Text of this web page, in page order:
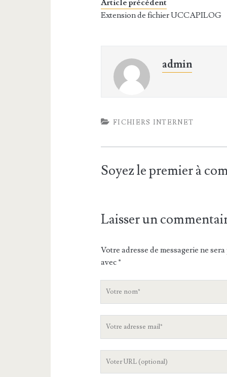
Article précédent
Extension de fichier UCCAPILOG
admin
FICHIERS INTERNET
Soyez le premier à
Laisser un
Votre adresse de messagerie ne
avec*
V
n
m
V
L